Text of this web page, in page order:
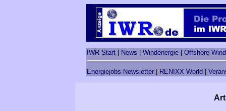
IWR-Start News Windenergie Offshore
Energiejobs-Newsletter RENIXX World